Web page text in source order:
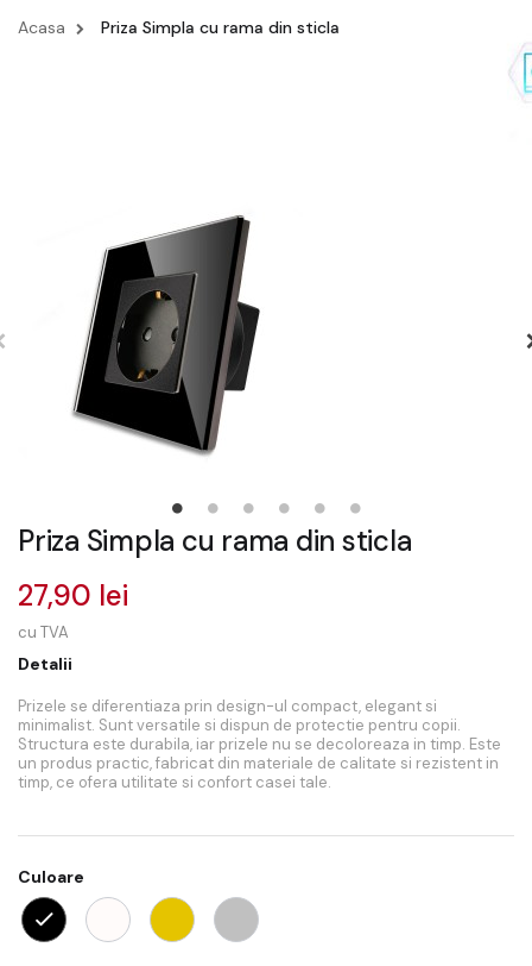
Acasa Priza Simpla cu rama din sticla
Priza Simpla cu rama din sticla
27,90 lei
cu TVA
Detalii
Prizele se diferentiaza prin design-ul compact, elegant si
minimalist. Sunt versatile si dispun de protectie pentru copii.
Structura este durabila, iar prizele nu se decoloreaza in timp. Este
un produs practic, fabricat din materiale de calitate si rezistent in
timp, ce ofera utilitate si confort casei tale.
Culoare